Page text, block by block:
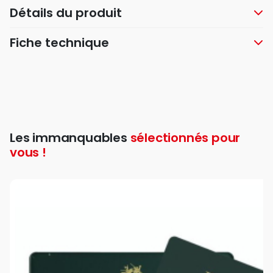
Détails du produit
Fiche technique
Les immanquables sélectionnés pour
vous !